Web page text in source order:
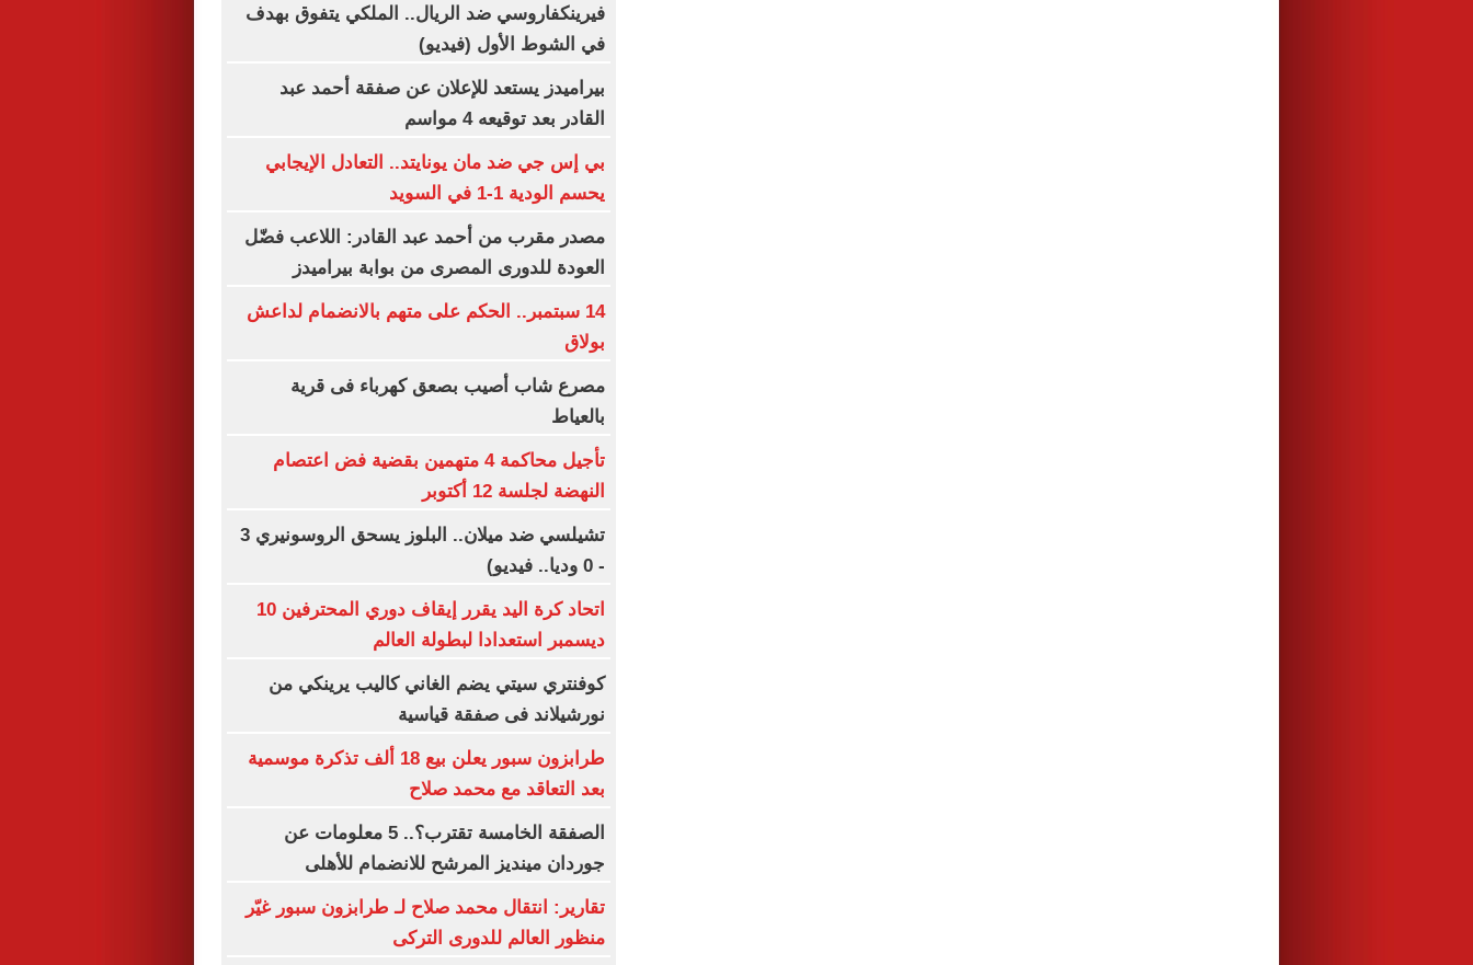
فيرينكفاروسي ضد الريال.. الملكي يتفوق بهدف
في الشوط الأول (فيديو)
بيراميدز يستعد للإعلان عن صفقة أحمد عبد
القادر بعد توقيعه 4 مواسم
بي إس جي ضد مان يونايتد.. التعادل الإيجابي
يحسم الودية 1-1 في السويد
مصدر مقرب من أحمد عبد القادر: اللاعب فضّل
العودة للدورى المصرى من بوابة بيراميدز
14 سبتمبر.. الحكم على متهم بالانضمام لداعش
بولاق
مصرع شاب أصيب بصعق كهرباء فى قرية
بالعياط
تأجيل محاكمة 4 متهمين بقضية فض اعتصام
النهضة لجلسة 12 أكتوبر
تشيلسي ضد ميلان.. البلوز يسحق الروسونيري 3
- 0 وديا.. فيديو)
اتحاد كرة اليد يقرر إيقاف دوري المحترفين 10
ديسمبر استعدادا لبطولة العالم
كوفنتري سيتي يضم الغاني كاليب يرينكي من
نورشيلاند فى صفقة قياسية
طرابزون سبور يعلن بيع 18 ألف تذكرة موسمية
بعد التعاقد مع محمد صلاح
الصفقة الخامسة تقترب؟.. 5 معلومات عن
جوردان مينديز المرشح للانضمام للأهلى
تقارير: انتقال محمد صلاح لـ طرابزون سبور غيّر
منظور العالم للدورى التركى